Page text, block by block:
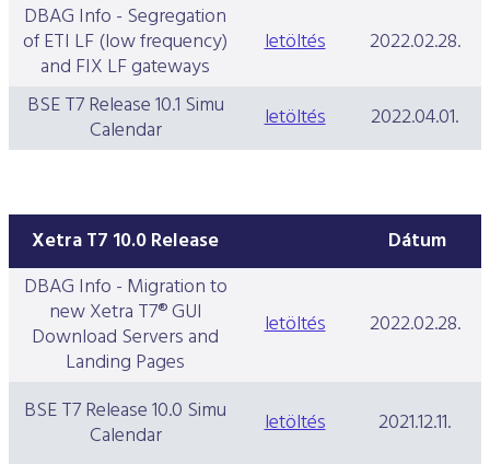
DBAG Info - Segregation
of ETI LF (low frequency)
and FIX LF gateways
letöltés
2022.02.28.
BSE T7 Release 10.1 Simu
Calendar letöltés 2022.04.01.
Xetra T7 10.0 Release
Dátum
DBAG Info - Migration to
new Xetra T7® GUI
Download Servers and
Landing Pages
letöltés 2022.02.28.
BSE T7 Release 10.0 Simu
Calendar letöltés
2021.12.11.